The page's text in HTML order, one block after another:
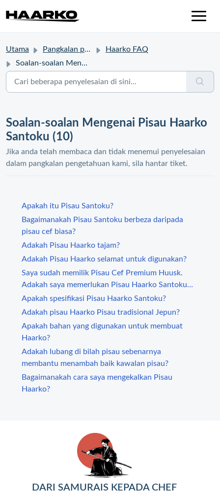
Utama Pangkalan pengetahuan
Haarko FAQ
Soalan-soalan Mengenai Pisau Haarko Santoku
Soalan-soalan Mengenai Pisau Haarko
Santoku (10)
Jika anda telah membaca dan tidak menemui penyelesaian
dalam pangkalan pengetahuan kami, sila hantar tiket.
Apakah itu Pisau Santoku?
Bagaimanakah Pisau Santoku berbeza daripada
pisau cef biasa?
Adakah Pisau Haarko tajam?
Adakah Pisau Haarko selamat untuk digunakan?
Saya sudah memilik Pisau Cef Premium Huusk.
Adakah saya memerlukan Pisau Haarko Santoku
ataupun Huusk sudah cukup untuk keperluan saya?
Apakah spesifikasi Pisau Haarko Santoku?
Adakah pisau Haarko Pisau tradisional Jepun?
Apakah bahan yang digunakan untuk membuat
Haarko?
Adakah lubang di bilah pisau sebenarnya
membantu menambah baik kawalan pisau?
Bagaimanakah cara saya mengekalkan Pisau
Haarko?
DARI SAMURAIS KEPADA CHEF